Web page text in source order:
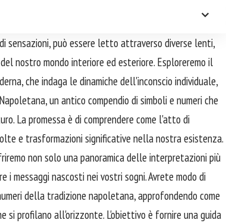
sensazioni, può essere letto attraverso diverse lenti,
nostro mondo interiore ed esteriore. Esploreremo il
che indaga le dinamiche dell'inconscio individuale,
un antico compendio di simboli e numeri che
La promessa è di comprendere come l'atto di
e trasformazioni significative nella nostra esistenza.
non solo una panoramica delle interpretazioni più
messaggi nascosti nei vostri sogni. Avrete modo di
della tradizione napoletana, approfondendo come
si profilano all'orizzonte. L'obiettivo è fornire una guida